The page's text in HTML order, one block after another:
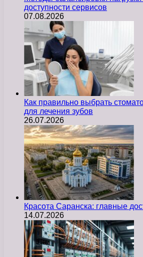
доступности сервисов
07.08.2026
Как правильно выбрать
для лечения зубов
26.07.2026
Красота Саранска: главные
14.07.2026